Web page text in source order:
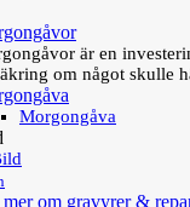
är en
om något skulle
Morgongåva
mer om gravyrer &